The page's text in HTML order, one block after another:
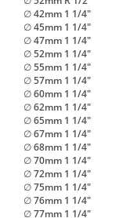
∅ 42mm 1 1/4"
∅ 45mm 1 1/4"
∅ 47mm 1 1/4"
∅ 52mm 1 1/4"
∅ 55mm 1 1/4"
∅ 57mm 1 1/4"
∅ 60mm 1 1/4"
∅ 62mm 1 1/4"
∅ 65mm 1 1/4"
∅ 67mm 1 1/4"
∅ 68mm 1 1/4"
∅ 70mm 1 1/4"
∅ 72mm 1 1/4"
∅ 75mm 1 1/4"
∅ 76mm 1 1/4"
∅ 77mm 1 1/4"